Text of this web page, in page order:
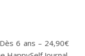
6 ans – 24,90€